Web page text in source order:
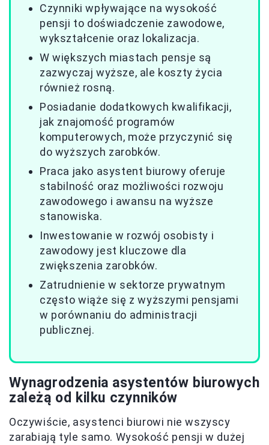
Czynniki wpływające na wysokość
pensji to doświadczenie zawodowe,
wykształcenie oraz lokalizacja.
W większych miastach pensje są
zazwyczaj wyższe, ale koszty życia
również rosną.
Posiadanie dodatkowych kwalifikacji,
jak znajomość programów
komputerowych, może przyczynić się
do wyższych zarobków.
Praca jako asystent biurowy oferuje
stabilność oraz możliwości rozwoju
zawodowego i awansu na wyższe
stanowiska.
Inwestowanie w rozwój osobisty i
zawodowy jest kluczowe dla
zwiększenia zarobków.
Zatrudnienie w sektorze prywatnym
często wiąże się z wyższymi pensjami
w porównaniu do administracji
publicznej.
Wynagrodzenia asystentów biurowych
zależą od kilku czynników
Oczywiście, asystenci biurowi nie wszyscy
zarabiają tyle samo. Wysokość pensji w dużej